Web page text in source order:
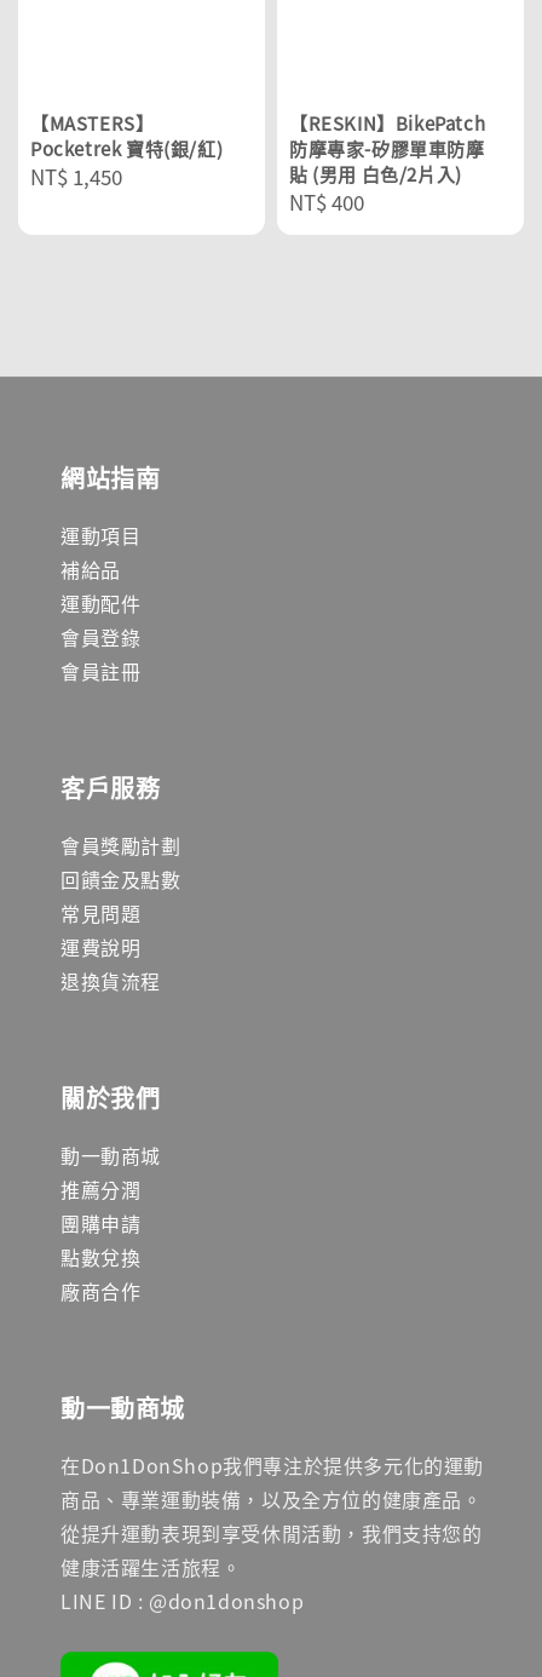
【MASTERS】
Pocketrek 寶特(銀/紅)
Regular
NT$ 1,450
【RESKIN】BikePatch
防摩專家-矽膠單車防摩
貼 (男用 白色/2片入)
Regular
price
NT$ 400
網站指南
運動項目
補給品
運動配件
會員登錄
會員註冊
客戶服務
會員獎勵計劃
回饋金及點數
常見問題
運費說明
退換貨流程
關於我們
動一動商城
推薦分潤
團購申請
點數兌換
廠商合作
動一動商城
在Don1DonShop我們專注於提供多元化的運動
商品、專業運動裝備，以及全方位的健康產品。
從提升運動表現到享受休閒活動，我們支持您的
健康活躍生活旅程。
LINE ID : @don1donshop